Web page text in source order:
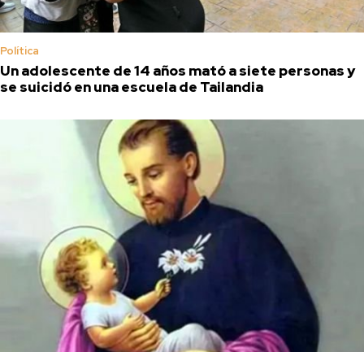
Política
Un adolescente de 14 años mató a siete personas y
se suicidó en una escuela de Tailandia